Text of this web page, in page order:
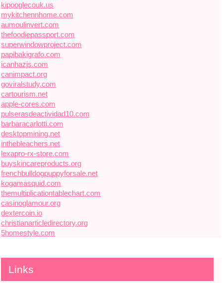
kipooglecouk.us
mykitchennhome.com
aumoulinvert.com
thefoodiepassport.com
superwindowproject.com
papibakigrafo.com
icanhazjs.com
canimpact.org
goviralstudy.com
cartourism.net
apple-cores.com
pulserasdeactividad10.com
barbaracarlotti.com
desktopmining.net
inthebleachers.net
lexapro-rx-store.com
buyskincareproducts.org
frenchbulldogpuppyforsale.net
kogamasquid.com
themultiplicationtablechart.com
casinoglamour.org
dextercoin.io
christianarticledirectory.org
5homestyle.com
Links